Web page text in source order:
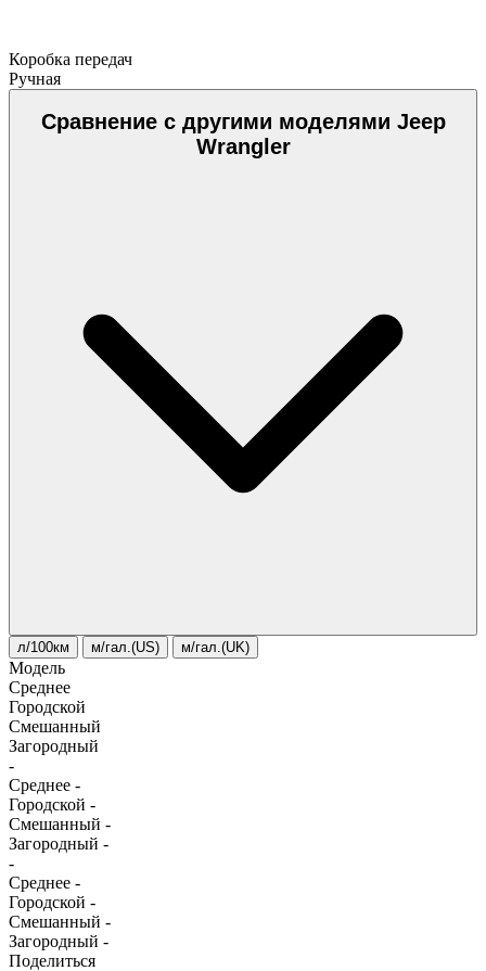
Коробка передач
Ручная
Сравнение с другими моделями Jeep
Wrangler
л/100км м/гал.(US) м/гал.(UK)
Модель
Среднее
Городской
Смешанный
Загородный
-
Среднее -
Городской -
Смешанный -
Загородный -
-
Среднее -
Городской -
Смешанный -
Загородный -
Поделиться